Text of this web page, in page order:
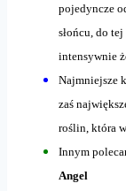
pojedyncze
słońcu, do
intensywnie
Najmniejsze
zaś
roślin, która
Innym
Angel